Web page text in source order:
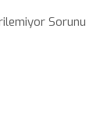
Sorunu